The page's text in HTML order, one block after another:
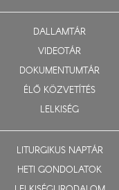
DALLAMTÁR
VIDEOTÁR
DOKUMENTUMTÁR
ÉLŐ KÖZVETÍTÉS
LELKISÉG
LITURGIKUS NAPTÁR
HETI GONDOLATOK